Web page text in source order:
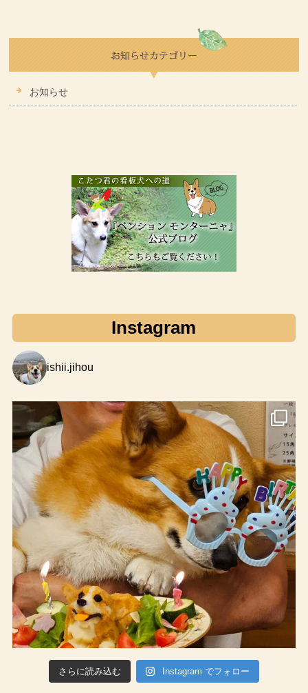
お知らせ
Instagram
ishii.jihou
さらに読み込む Instagram でフォロー